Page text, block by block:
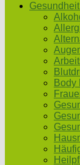
Body